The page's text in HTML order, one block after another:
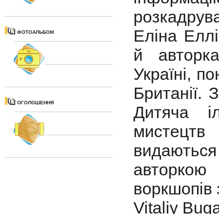
ФОТОАЛЬБОМ
ОГОЛОШЕННЯ
Еліна
й
Україні,
Британії.
Дитяча
мистецтв
авторкою
воркшопів
Vitaliy